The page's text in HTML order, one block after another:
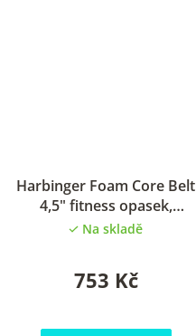
Harbinger Foam Core Belt
4,5" fitness opasek,
Unisex, Tan Camo
Na skladě
753 Kč